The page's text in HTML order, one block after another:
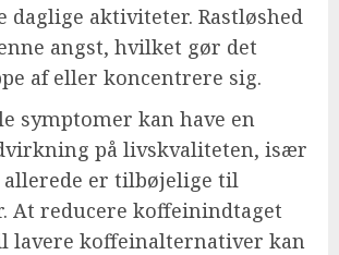
daglige aktiviteter. Rastløshed
angst, hvilket gør det
af eller koncentrere sig.
symptomer kan have en
på livskvaliteten, især
er tilbøjelige til
At reducere koffeinindtaget
lavere koffeinalternativer kan